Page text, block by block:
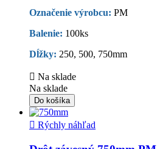
Označenie výrobcu: PM
Balenie: 100ks
Dĺžky: 250, 500, 750mm
 Na sklade
Na sklade
Do košíka
 Rýchly náhľad